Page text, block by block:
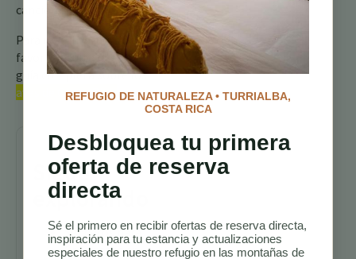
canciones.
Para más información, por
favor consulta nuestra
guía completa sobre los
aves de Costa Rica.
Sigue
explorando
Senderos para
Caminatas en
REFUGIO DE NATURALEZA • TURRIALBA,
COSTA RICA
Desbloquea tu primera
oferta de reserva
directa
Sé el primero en recibir ofertas de reserva directa,
inspiración para tu estancia y actualizaciones
especiales de nuestro refugio en las montañas de